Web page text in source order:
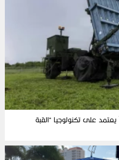
يعتمد على تكنولوجيا “القبة